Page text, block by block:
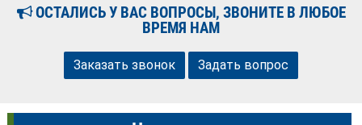
ОСТАЛИСЬ У ВАС ВОПРОСЫ, ЗВОНИТЕ В ЛЮБОЕ
ВРЕМЯ НАМ
Заказать звонок Задать вопрос